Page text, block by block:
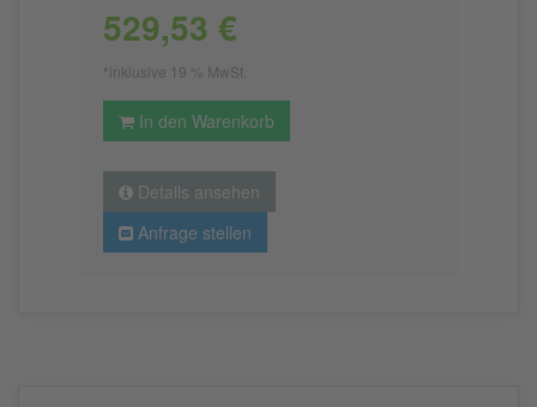
529,53 €
*inklusive 19 % MwSt.
In den Warenkorb
Details ansehen
Anfrage stellen